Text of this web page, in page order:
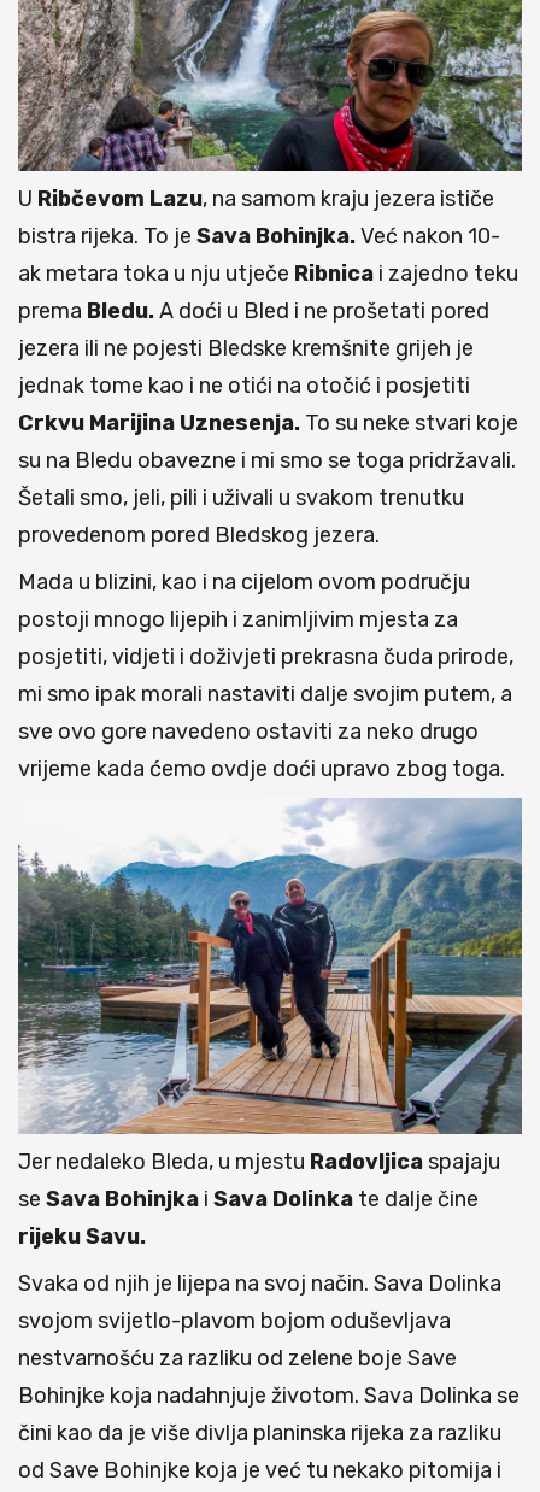
U Ribčevom Lazu, na samom kraju jezera ističe
bistra rijeka. To je Sava Bohinjka.Već nakon 10-
ak metara toka u nju utječe Ribnica i zajedno teku
prema Bledu.A doći u Bled i ne prošetati pored
jezera ili ne pojesti Bledske kremšnite grijeh je
jednak tome kao i ne otići na otočić i posjetiti
Crkvu Marijina Uznesenja. To su neke stvari koje
su na Bledu obavezne i mi smo se toga pridržavali.
Šetali smo, jeli, pili i uživali u svakom trenutku
provedenom pored Bledskog jezera.
Mada u blizini, kao i na cijelom ovom području
postoji mnogo lijepih i zanimljivim mjesta za
posjetiti, vidjeti i doživjeti prekrasna čuda prirode,
mi smo ipak morali nastaviti dalje svojim putem, a
sve ovo gore navedeno ostaviti za neko drugo
vrijeme kada ćemo ovdje doći upravo zbog toga.
Jer nedaleko Bleda, u mjestu Radovljicaspajaju
se Sava Bohinjka i Sava Dolinka te dalje čine
rijeku Savu.
Svaka od njih je lijepa na svoj način. Sava Dolinka
svojom svijetlo-plavom bojom oduševljava
nestvarnošću za razliku od zelene boje Save
Bohinjke koja nadahnjuje životom. Sava Dolinka se
čini kao da je više divlja planinska rijeka za razliku
od Save Bohinjke koja je već tu nekako pitomija i